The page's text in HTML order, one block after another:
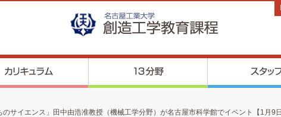
サイエンス」田中由浩准教授（機械工学分野）が名古屋市科学館でイベント【1月9日